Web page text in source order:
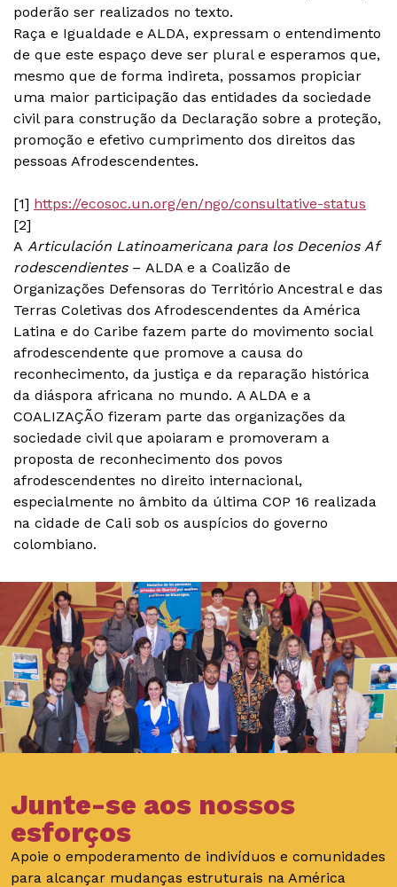
poderão ser realizados no texto.
Raça e Igualdade e ALDA, expressam o entendimento
de que este espaço deve ser plural e esperamos que,
mesmo que de forma indireta, possamos propiciar
uma maior participação das entidades da sociedade
civil para construção da Declaração sobre a proteção,
promoção e efetivo cumprimento dos direitos das
pessoas Afrodescendentes.
[1] https://ecosoc.un.org/en/ngo/consultative-status
[2]
A Articulación Latinoamericana para los Decenios Af
rodescendientes – ALDA e a Coalizão de
Organizações Defensoras do Território Ancestral e das
Terras Coletivas dos Afrodescendentes da América
Latina e do Caribe fazem parte do movimento social
afrodescendente que promove a causa do
reconhecimento, da justiça e da reparação histórica
da diáspora africana no mundo. A ALDA e a
COALIZAÇÃO fizeram parte das organizações da
sociedade civil que apoiaram e promoveram a
proposta de reconhecimento dos povos
afrodescendentes no direito internacional,
especialmente no âmbito da última COP 16 realizada
na cidade de Cali sob os auspícios do governo
colombiano.
Junte-se aos nossos
esforços
Apoie o empoderamento de indivíduos e comunidades
para alcançar mudanças estruturais na América